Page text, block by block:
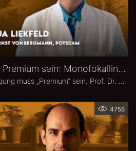
Es muss nicht immer Premium sein: Monofokallinsen – Prof. Dr. Anja Liekfeld
4755